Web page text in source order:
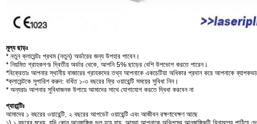
মূল্য ছাড়ঃ
* নতুন ক্লায়েন্টঃ প্রথম (নতুন) অর্ডারের জন্য উপহার পাবেন।
* নিয়মিত গ্রাহকগণঃ দ্বিতীয় অর্ডার থেকে, আপনি 5% ছাড়ের বেশি উপভোগ করতে পারেন।
*বিক্রেতাঃ আপনার স্থানীয় বাজারের গ্রাহকদের তথ্য আপনাকে একচেটিয়া অধিকার প্রদান করে আপনাকে
*ক্লায়েন্টকে সুপারিশ করুন: বর্ধিত ১-৩ বছরের ফ্রি ওয়ারেন্টি সময়ের সুবিধা নিন।
* অন্যরাঃ আপনার সুবিধাজনক উপায়ে আমাদের সাথে যোগাযোগ করতে দ্বিধা করবেন না
গ্যারান্টিঃ
আমাদের ১ বছরের ওয়ারেন্টি, ২ বছরের আপডেট ওয়ারেন্টি এবং আজীবন রক্ষণাবেক্ষণ আছে